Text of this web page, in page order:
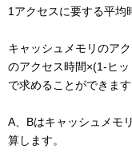
1アクセスに要する平均
キャッシュメモリのア
のアクセス時間×(1-ヒッ
で求めることができます
A、Bはキャッシュメモ
算します。